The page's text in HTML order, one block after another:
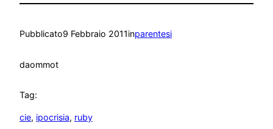
Pubblicato9 Febbraio 2011inparentesi
daommot
Tag:
cie, ipocrisia, ruby